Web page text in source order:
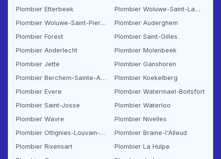
Plombier Etterbeek
Plombier Woluwe-Saint-Lambert
Plombier Woluwe-Saint-Pierre
Plombier Auderghem
Plombier Forest
Plombier Saint-Gilles
Plombier Anderlecht
Plombier Molenbeek
Plombier Jette
Plombier Ganshoren
Plombier Berchem-Sainte-Agathe
Plombier Koekelberg
Plombier Evere
Plombier Watermael-Boitsfort
Plombier Saint-Josse
Plombier Waterloo
Plombier Wavre
Plombier Nivelles
Plombier Ottignies-Louvain-la-Neuve
Plombier Braine-l'Alleud
Plombier Rixensart
Plombier La Hulpe